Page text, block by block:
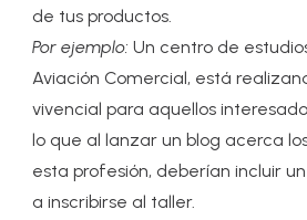
de tus productos.
Por ejemplo: Un centro de
Aviación Comercial, está
vivencial para aquellos
lo que al lanzar un blog acerca
esta profesión, deberían incluir
a inscribirse al taller.